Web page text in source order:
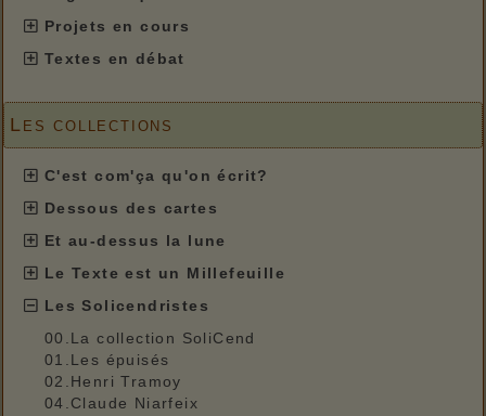
Projets en cours
Textes en débat
Les collections
C'est com'ça qu'on écrit?
Dessous des cartes
Et au-dessus la lune
Le Texte est un Millefeuille
Les Solicendristes
00.La collection SoliCend
01.Les épuisés
02.Henri Tramoy
04.Claude Niarfeix